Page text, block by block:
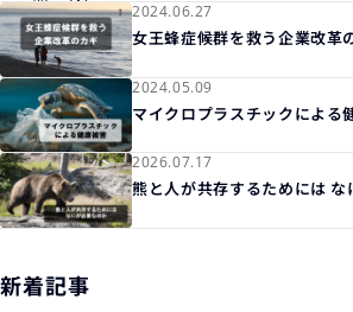
2024.06.27
女王蜂症候群を救う企業改革
2024.05.09
マイクロプラスチックによる
2026.07.17
熊と人が共存するためには な
新着記事